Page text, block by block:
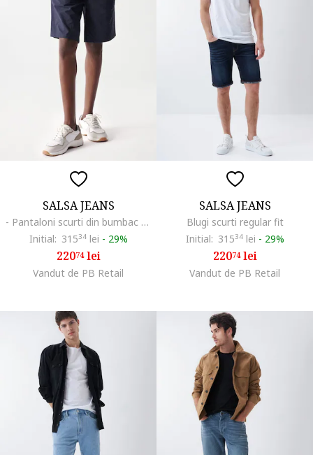
SALSA JEANS
- Pantaloni scurti din bumbac cu buzunar aplicat pe spate
Initial: 31534lei - 29%
22074lei
Vandut de PB Retail
SALSA JEANS
Blugi scurti regular fit
Initial: 31534lei - 29%
22074lei
Vandut de PB Retail